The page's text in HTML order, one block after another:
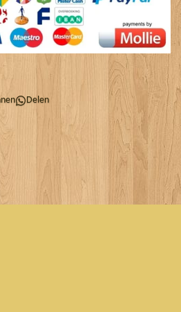
Delen